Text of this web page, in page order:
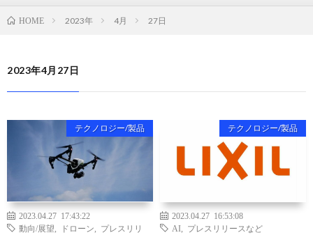
HOME 2023年 4月 27日
2023年4月27日
テクノロジー/製品
2023.04.27 17:43:22
動向/展望
ドローン
プレスリリ
テクノロジー/製品
2023.04.27 16:53:08
AI
プレスリリースなど